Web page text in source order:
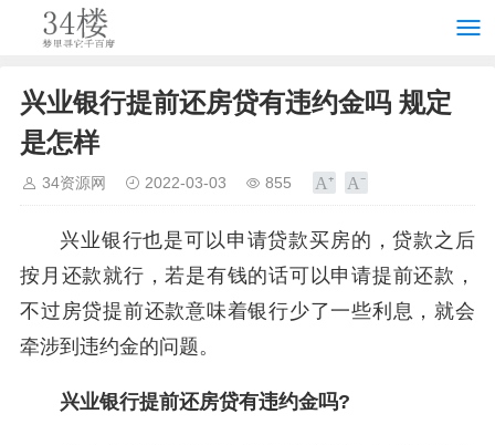
兴业银行提前还房贷有违约金吗 规定
是怎样
34资源网 2022-03-03 855
兴业银行也是可以申请贷款买房的，贷款之后
按月还款就行，若是有钱的话可以申请提前还款，
不过房贷提前还款意味着银行少了一些利息，就会
牵涉到违约金的问题。
兴业银行提前还房贷有违约金吗?